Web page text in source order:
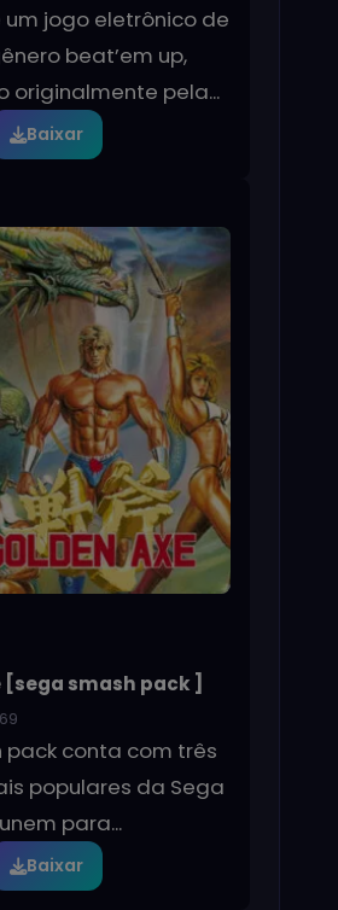
um jogo eletrônico de
beat’em up,
originalmente pela...
Baixar
[sega smash pack ]
pack conta com três
populares da Sega
para...
Baixar